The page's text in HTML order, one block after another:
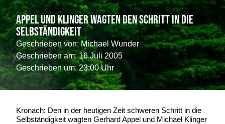
Appel und Klinger wagten den Schritt in die
Selbständigkeit
Geschrieben von:Michael Wunder
Geschrieben am: 16 Juli 2005
Geschrieben um: 23:00 Uhr
Kronach: Den in der heutigen Zeit schweren Schritt in die
Selbständigkeit wagten Gerhard Appel und Michael Klinger